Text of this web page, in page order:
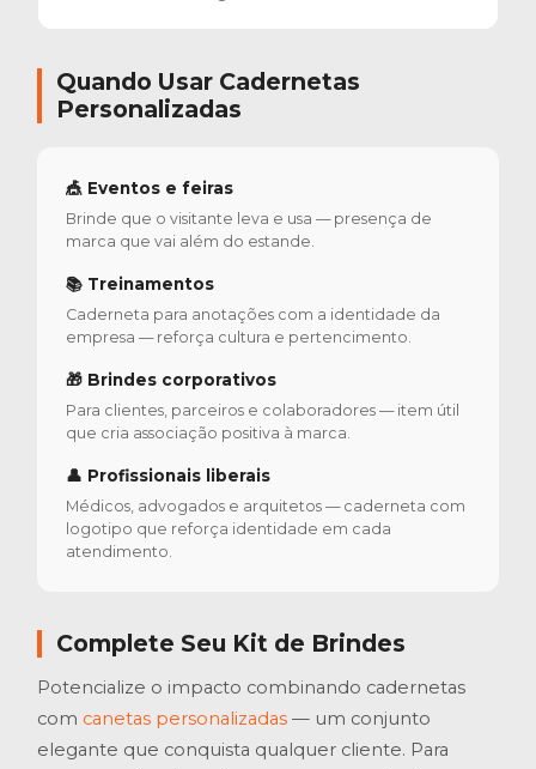
Quando Usar Cadernetas
Personalizadas
🎪 Eventos e feiras
Brinde que o visitante leva e usa — presença de
marca que vai além do estande.
📚 Treinamentos
Caderneta para anotações com a identidade da
empresa — reforça cultura e pertencimento.
🎁 Brindes corporativos
Para clientes, parceiros e colaboradores — item útil
que cria associação positiva à marca.
👤 Profissionais liberais
Médicos, advogados e arquitetos — caderneta com
logotipo que reforça identidade em cada
atendimento.
Complete Seu Kit de Brindes
Potencialize o impacto combinando cadernetas
com canetas personalizadas — um conjunto
elegante que conquista qualquer cliente. Para